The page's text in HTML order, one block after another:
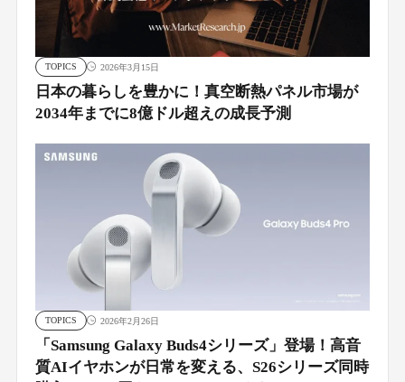
TOPICS 2026年3月15日
日本の暮らしを豊かに！真空断熱パネル市場が
2034年までに8億ドル超えの成長予測
TOPICS 2026年2月26日
「Samsung Galaxy Buds4シリーズ」登場！高音
質AIイヤホンが日常を変える、S26シリーズ同時